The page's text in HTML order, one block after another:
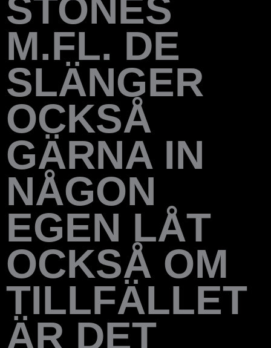
STONES
M.FL. DE
SLÄNGER
OCKSÅ
GÄRNA IN
NÅGON
EGEN LÅT
OCKSÅ OM
TILLFÄLLET
ÄR DET